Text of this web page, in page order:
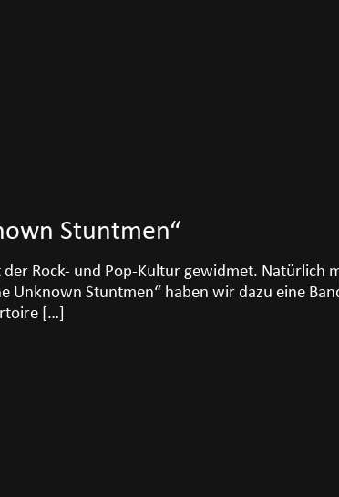
Stuntmen“
der Rock- und Pop-Kultur gewidmet. Natürlich
Unknown Stuntmen“ haben wir dazu eine
[…]